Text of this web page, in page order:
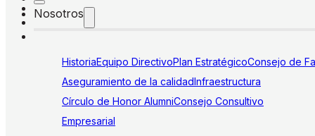
Nosotros
HistoriaEquipo DirectivoPlan EstratégicoConsejo de
Aseguramiento de la calidadInfraestructura
Círculo de Honor AlumniConsejo Consultivo
Empresarial